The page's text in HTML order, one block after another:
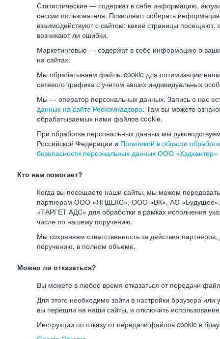
Статистические — содержат в себе информацию,
сессии пользователя. Позволяют собирать
взаимодействуют с сайтом: какие страницы посещают,
возникают ли ошибки.
Маркетинговые — содержат в себе информацию о
на сайтах.
Мы обрабатываем файлы cookie для оптимизации
сетевого трафика с учетом ваших индивидуальных
Мы — оператор персональных данных. Запись о нас
данных на сайте Роскомнадзора. Там вы можете
обрабатываемых нами файлов cookie.
При обработке персональных данных мы
Российской Федерации и Политикой в области
безопасности персональных данных ООО «Хэдхантер»
Кто нам помогает?
Когда вы посещаете наши сайты, мы можем
партнерам ООО «ЯНДЕКС», ООО «ВК», АО
«ТАРГЕТ АДС» для обработки в рамках исполнения
числе по нашему поручению.
Мы сохраняем ответственность за действия
поручению, в полном объеме.
Можно ли отказаться?
Вы можете в любое время отказаться от передачи
Для этого необходимо зайти в настройки браузера или
вы перешли на наши сайты, и отключить
Инструкции по отказу от передачи файлов cookie в